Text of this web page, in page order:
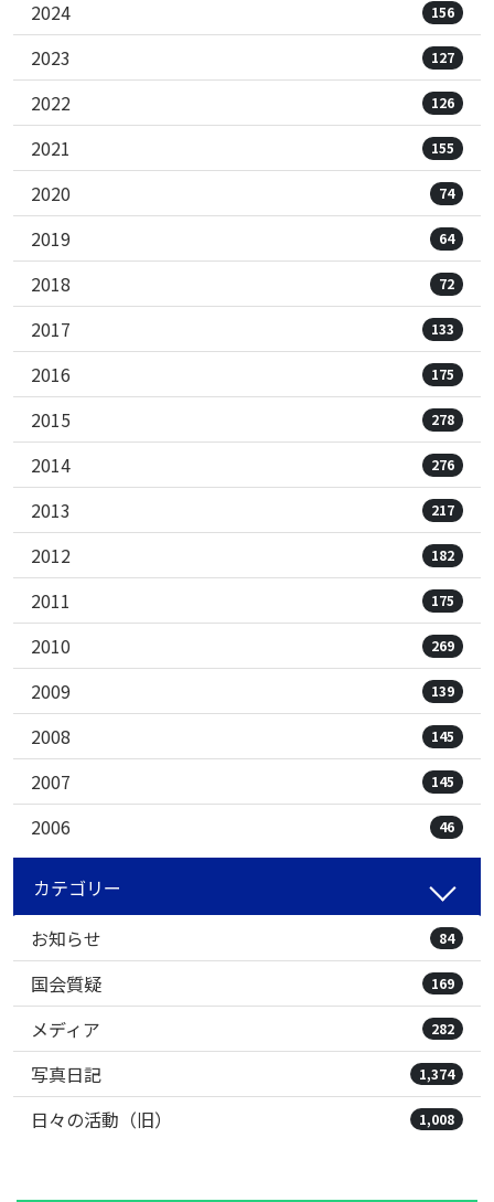
2024 156
2023 127
2022 126
2021 155
2020 74
2019 64
2018 72
2017 133
2016 175
2015 278
2014 276
2013 217
2012 182
2011 175
2010 269
2009 139
2008 145
2007 145
2006 46
カテゴリー
お知らせ
84
国会質疑 169
メディア 282
写真日記 1,374
日々の活動（旧） 1,008